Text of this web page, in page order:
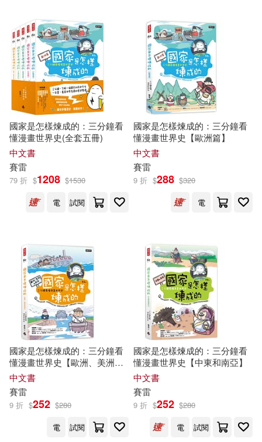
國家是怎樣煉成的：三分鐘看
懂漫畫世界史(全套五冊)
中文書
賽雷
79 折 $1208 $1530
電
試閱
國家是怎樣煉成的：三分鐘看
懂漫畫世界史【歐洲篇】
中文書
賽雷
9 折 $288 $320
電
國家是怎樣煉成的：三分鐘看
懂漫畫世界史【歐洲、美洲和
非洲】
中文書
賽雷
9 折 $252 $280
電
試閱
國家是怎樣煉成的：三分鐘看
懂漫畫世界史【中東和南亞】
中文書
賽雷
9 折 $252 $280
電
試閱